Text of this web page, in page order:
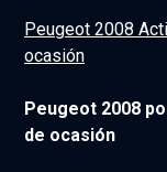
Peugeot 2008
ocasión
Peugeot 2008
de ocasión